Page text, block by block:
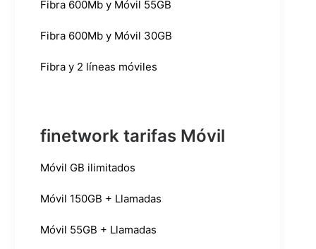
Fibra 600Mb y Móvil 55GB
Fibra 600Mb y Móvil 30GB
Fibra y 2 líneas móviles
finetwork tarifas Móvil
Móvil GB ilimitados
Móvil 150GB + Llamadas
Móvil 55GB + Llamadas